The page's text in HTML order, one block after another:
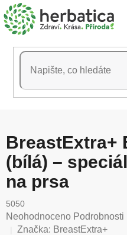
Přejít
na
obsah
BreastExtra+
(bílá) –
na prsa
5050
Průměrné
hodnocení
Neohodnoceno
Značka: BreastExtra+